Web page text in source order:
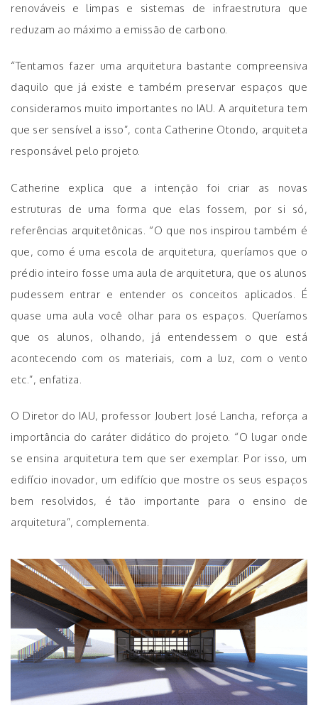
renováveis e limpas e sistemas de infraestrutura que
reduzam ao máximo a emissão de carbono.
“Tentamos fazer uma arquitetura bastante compreensiva
daquilo que já existe e também preservar espaços que
consideramos muito importantes no IAU. A arquitetura tem
que ser sensível a isso”, conta Catherine Otondo, arquiteta
responsável pelo projeto.
Catherine explica que a intenção foi criar as novas
estruturas de uma forma que elas fossem, por si só,
referências arquitetônicas. “O que nos inspirou também é
que, como é uma escola de arquitetura, queríamos que o
prédio inteiro fosse uma aula de arquitetura, que os alunos
pudessem entrar e entender os conceitos aplicados. É
quase uma aula você olhar para os espaços. Queríamos
que os alunos, olhando, já entendessem o que está
acontecendo com os materiais, com a luz, com o vento
etc.”, enfatiza.
O Diretor do IAU, professor Joubert José Lancha, reforça a
importância do caráter didático do projeto. “O lugar onde
se ensina arquitetura tem que ser exemplar. Por isso, um
edifício inovador, um edifício que mostre os seus espaços
bem resolvidos, é tão importante para o ensino de
arquitetura”, complementa.